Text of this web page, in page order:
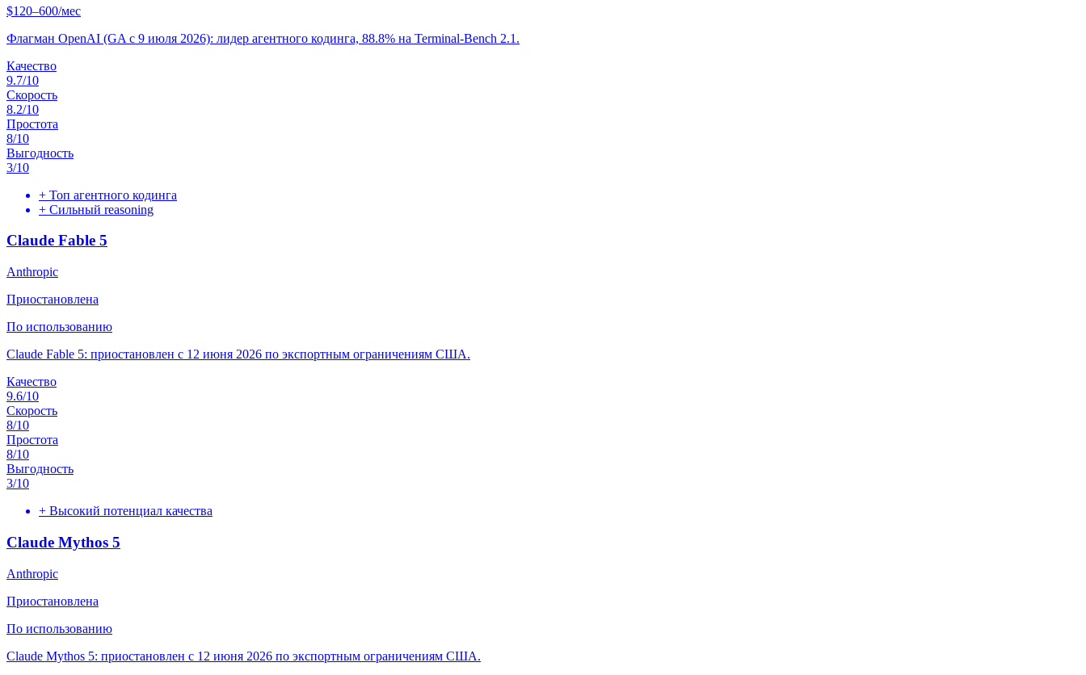
$120–600/мес
Флагман OpenAI (GA с 9 июля 2026): лидер агентного кодинга, 88.8% на Terminal-Bench 2.1.
Качество
9.7/10
Скорость
8.2/10
Простота
8/10
Выгодность
3/10
+ Топ агентного кодинга
+ Сильный reasoning
Claude Fable 5
Anthropic
Приостановлена
По использованию
Claude Fable 5: приостановлен с 12 июня 2026 по экспортным ограничениям США.
Качество
9.6/10
Скорость
8/10
Простота
8/10
Выгодность
3/10
+ Высокий потенциал качества
Claude Mythos 5
Anthropic
Приостановлена
По использованию
Claude Mythos 5: приостановлен с 12 июня 2026 по экспортным ограничениям США.